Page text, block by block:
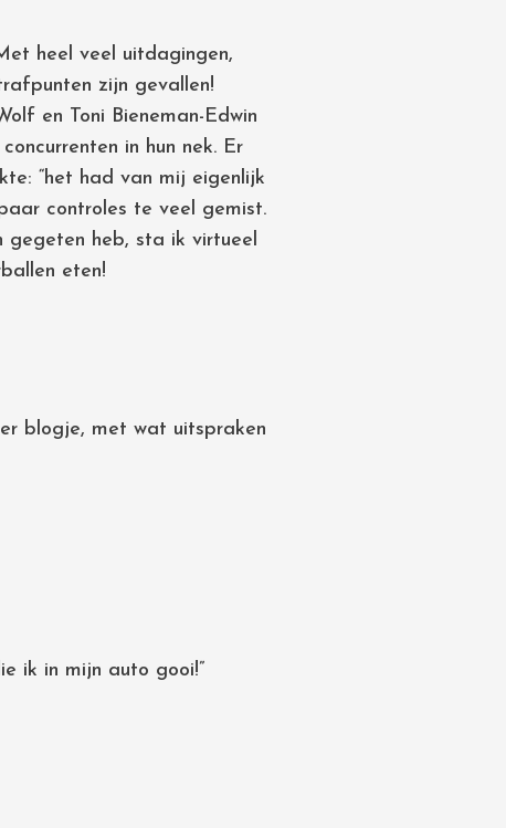
heel veel uitdagingen,
zijn gevallen!
en Toni Bieneman-Edwin
in hun nek. Er
“het had van mij eigenlijk
controles te veel gemist.
heb, sta ik virtueel
eten!
blogje, met wat uitspraken
ik in mijn auto gooi!”